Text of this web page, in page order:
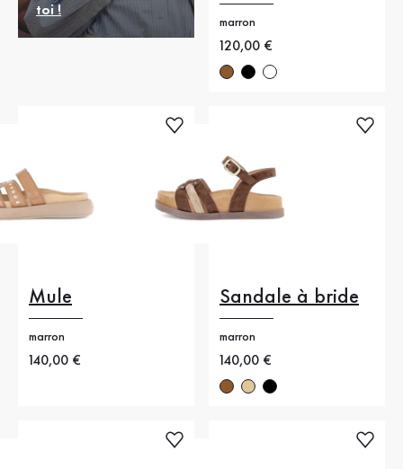
toi !
marron
Nouveau prix
120,00 €
Mule
marron
Nouveau prix
140,00 €
Sandale à bride
marron
Nouveau prix
140,00 €